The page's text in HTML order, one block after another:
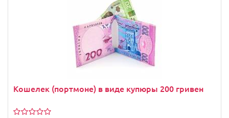
Кошелек (портмоне) в виде купюры 200 гривен